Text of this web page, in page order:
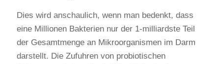
Dies wird anschaulich, wenn man bedenkt, dass
eine Millionen Bakterien nur der 1-milliardste Teil
der Gesamtmenge an Mikroorganismen im Darm
darstellt. Die Zufuhren von probiotischen